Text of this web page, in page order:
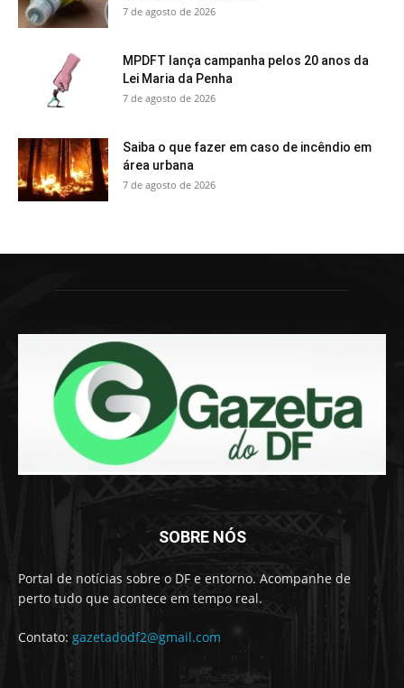
7 de agosto de 2026
MPDFT lança campanha pelos 20 anos da
Lei Maria da Penha
7 de agosto de 2026
Saiba o que fazer em caso de incêndio em
área urbana
7 de agosto de 2026
SOBRE NÓS
Portal de notícias sobre o DF e entorno. Acompanhe de
perto tudo que acontece em tempo real.
Contato: gazetadodf2@gmail.com